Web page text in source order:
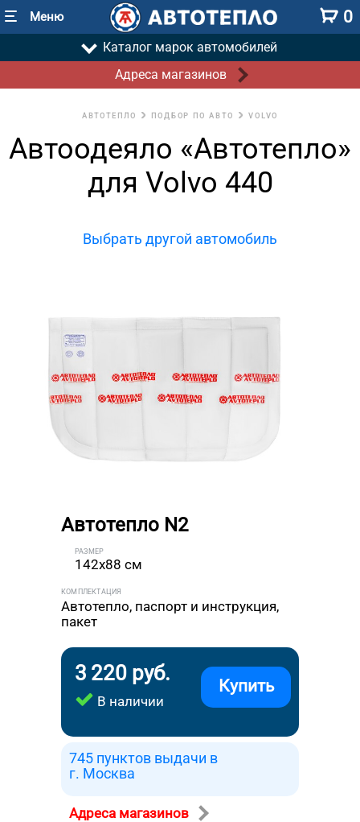
Меню 0
Каталог марок автомобилей
Адреса магазинов
АВТОТЕПЛО ПОДБОР ПО АВТО VOLVO
Автоодеяло «Автотепло»
для Volvo 440
Выбрать другой автомобиль
Автотепло N2
РАЗМЕР
142x88 см
КОМПЛЕКТАЦИЯ
Автотепло, паспорт и инструкция,
пакет
3 220 руб.
В наличии
Купить
745 пунктов выдачи в
г. Москва
Адреса магазинов